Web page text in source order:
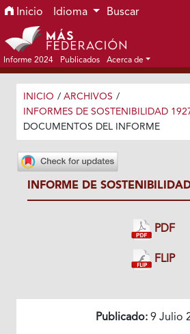
Ir al menú de navegación principal
Ir al contenido principal
Ir al pie de página del sitio
Inicio Idioma Buscar
Informe 2024 Publicados Acerca de
INICIO / ARCHIVOS /
INFORMES DE SOSTENIBILIDAD
DOCUMENTOS DEL INFORME
INFORME DE
PDF
FLIP
Publicado: 9 Julio